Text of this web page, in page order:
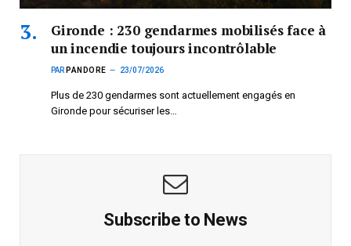
Gironde : 230 gendarmes mobilisés face à
un incendie toujours incontrôlable
PAR PANDORE 23/07/2026
Plus de 230 gendarmes sont actuellement engagés en
Gironde pour sécuriser les…
Subscribe to News